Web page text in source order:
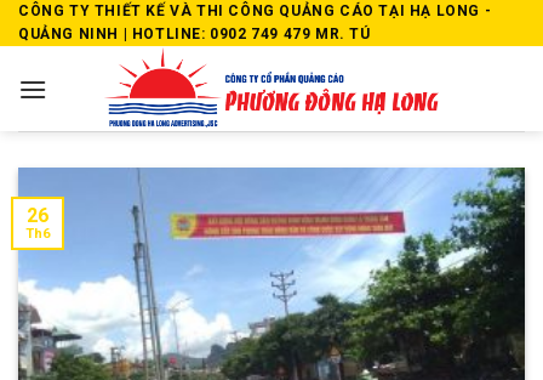
Skip
to
CÔNG TY THIẾT KẾ VÀ THI CÔNG QUẢNG CÁO TẠI HẠ LONG -
QUẢNG NINH | HOTLINE: 0902 749 479 MR. TÚ
26
Th6